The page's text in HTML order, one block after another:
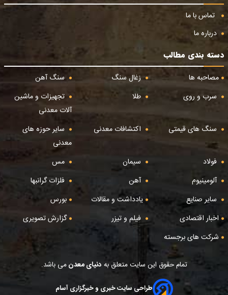
تماس با ما
درباره ما
دسته بندی مطالب
مصاحبه ها
زغال سنگ
سنگ آهن
سرب و روی
طلا
تجهیزات و ماشین
آلات معدنی
سنگ های قیمتی
اکتشافات معدنی
سایر حوزه های
معدنی
فولاد
سیمان
مس
آلومینیوم
آهن
فلزات گرانبها
سایر صنایع
یادداشت و مقالات
بورس
اخبار اقتصادی
فیلم و تیزر
گزارش تصویری
شرکت های برجسته
تمام حقوق این سایت متعلق به دنیای معدنمی باشد.
طراحی سایت خبری و خبرگزاری آسام